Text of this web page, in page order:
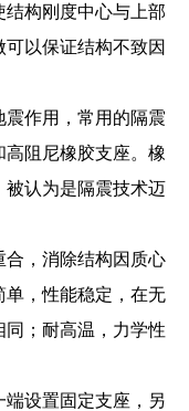
结构刚度中心与上部
以保证结构不致因
震作用，常用的隔震
阻尼橡胶支座。橡
被认为是隔震技术迈
合，消除结构因质心
单，性能稳定，在无
；耐高温，力学性
设置固定支座，另